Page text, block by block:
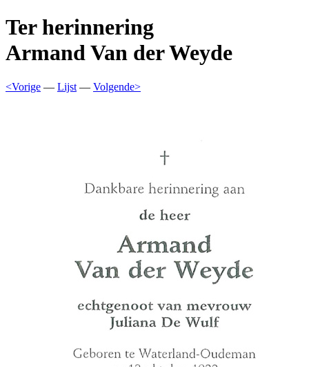
Ter herinnering
Armand Van der Weyde
<Vorige — Lijst — Volgende>